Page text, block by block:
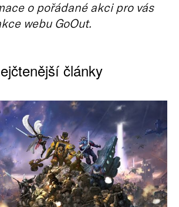
o pořádané akci pro vás
webu GoOut.
články